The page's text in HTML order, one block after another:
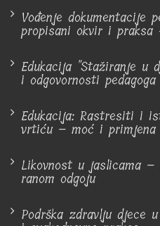
Vođenje dokumentacije
propisani okvir i praksa
Edukacija "Stažiranje u
i odgovornosti
Edukacija: Rastresiti i
vrtiću – moć i
Likovnost u jaslicama
ranom odgoju
Podrška zdravlju djece